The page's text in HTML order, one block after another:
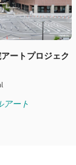
ートプロジェク
アート